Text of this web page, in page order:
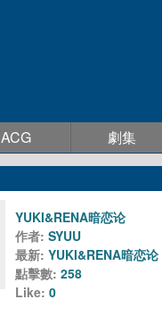
ACG 劇集
YUKI&RENA暗恋论
作者: SYUU
最新: YUKI&RENA暗恋论
點擊數: 258
Like: 0